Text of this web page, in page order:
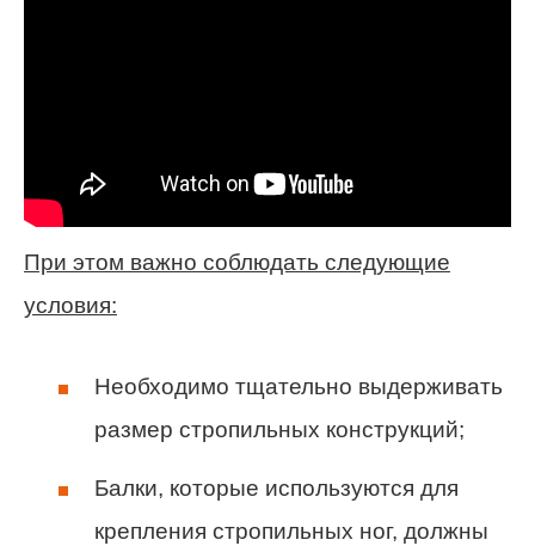
При этом важно соблюдать следующие
условия:
Необходимо тщательно выдерживать
размер стропильных конструкций;
Балки, которые используются для
крепления стропильных ног, должны